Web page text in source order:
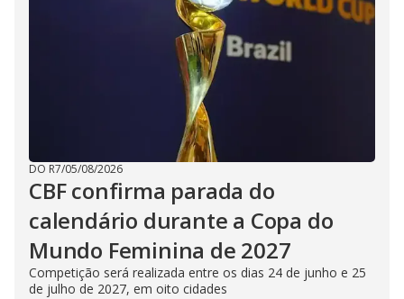
DO R7/05/08/2026
CBF confirma parada do
calendário durante a Copa do
Mundo Feminina de 2027
Competição será realizada entre os dias 24 de junho e 25
de julho de 2027, em oito cidades